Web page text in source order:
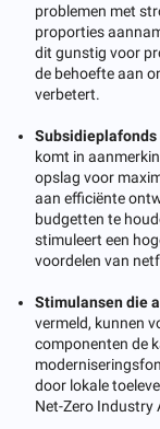
problemen met
proporties
dit gunstig voor
de behoefte aan
verbetert.
komt in
opslag voor
aan efficiënte
budgetten te
stimuleert een
voordelen van
Stimulansen die
vermeld, kunnen
componenten de
door lokale
Net-Zero Industry